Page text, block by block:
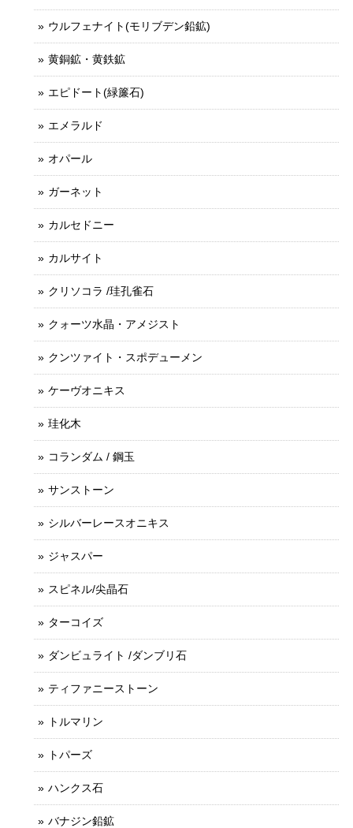
ウルフェナイト(モリブデン鉛鉱)
黄銅鉱・黄鉄鉱
エピドート(緑簾石)
エメラルド
オパール
ガーネット
カルセドニー
カルサイト
クリソコラ /珪孔雀石
クォーツ水晶・アメジスト
クンツァイト・スポデューメン
ケーヴオニキス
珪化木
コランダム / 鋼玉
サンストーン
シルバーレースオニキス
ジャスパー
スピネル/尖晶石
ターコイズ
ダンビュライト /ダンブリ石
ティファニーストーン
トルマリン
トパーズ
ハンクス石
バナジン鉛鉱